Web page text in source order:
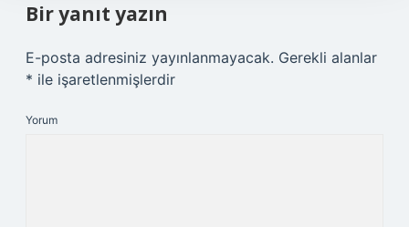
Bir yanıt yazın
E-posta adresiniz yayınlanmayacak. Gerekli alanlar
* ile işaretlenmişlerdir
Yorum